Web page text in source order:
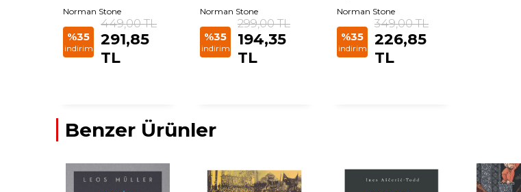
Norman Stone
%35
indirim
449,00 TL
291,85
TL
Norman Stone
%35
indirim
299,00 TL
194,35
TL
Norman Stone
%35
indirim
349,00 TL
226,85
TL
Benzer Ürünler